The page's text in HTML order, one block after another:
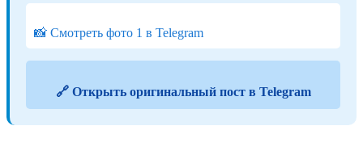
📸 Смотреть фото 1 в Telegram
🔗 Открыть оригинальный пост в Telegram